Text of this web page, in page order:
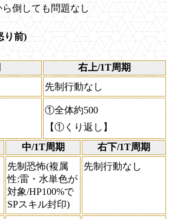
倒しても問題なし
り前)
右上/1T周期
先制行動なし
①全体約500
【①くり返し】
中/1T周期
右下/1T周期
先制恐怖(複属
性:雷・水単色が
対象/HP100%で
SPスキル封印)
先制行動なし